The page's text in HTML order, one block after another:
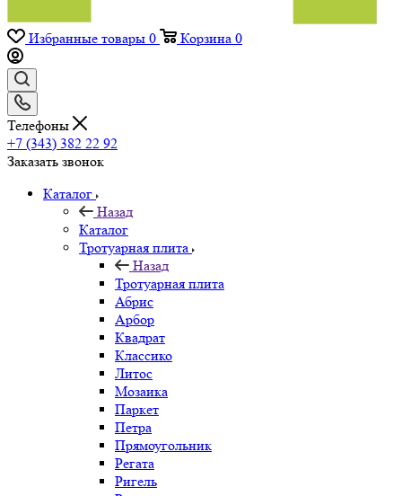
Избранные товары 0 Корзина 0
Телефоны
+7 (343) 382 22 92
Заказать звонок
Каталог
Назад
Каталог
Тротуарная плита
Назад
Тротуарная плита
Абрис
Арбор
Квадрат
Классико
Литос
Мозаика
Паркет
Петра
Прямоугольник
Регата
Ригель